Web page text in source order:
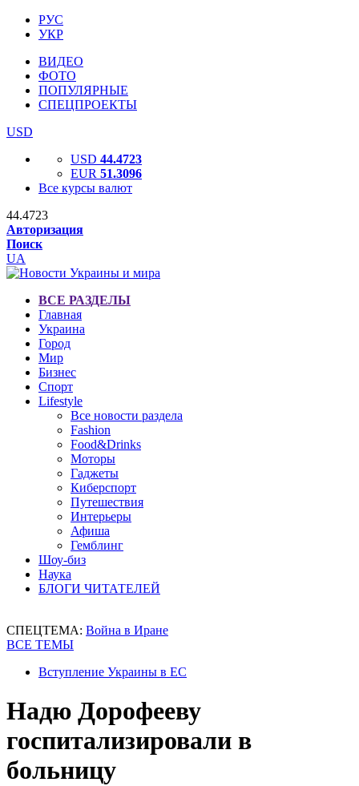
РУС
УКР
ВИДЕО
ФОТО
ПОПУЛЯРНЫЕ
СПЕЦПРОЕКТЫ
USD
USD 44.4723
EUR 51.3096
Все курсы валют
44.4723
Авторизация
Поиск
UA
ВСЕ РАЗДЕЛЫ
Главная
Украина
Город
Мир
Бизнес
Спорт
Lifestyle
Все новости раздела
Fashion
Food&Drinks
Моторы
Гаджеты
Киберспорт
Путешествия
Интерьеры
Афиша
Гемблинг
Шоу-биз
Наука
БЛОГИ ЧИТАТЕЛЕЙ
СПЕЦТЕМА: Война в Иране
ВСЕ ТЕМЫ
Вступление Украины в ЕС
Надю Дорофееву
госпитализировали в
больницу